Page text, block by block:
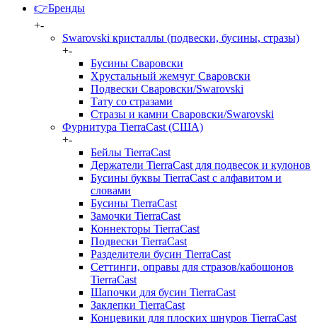
👉Бренды
+-
Swarovski кристаллы (подвески, бусины, стразы)
+-
Бусины Сваровски
Хрустальный жемчуг Сваровски
Подвески Сваровски/Swarovski
Тату со стразами
Стразы и камни Сваровски/Swarovski
Фурнитура TierraCast (США)
+-
Бейлы TierraCast
Держатели TierraCast для подвесок и кулонов
Бусины буквы TierraCast с алфавитом и
словами
Бусины TierraCast
Замочки TierraCast
Коннекторы TierraCast
Подвески TierraCast
Разделители бусин TierraCast
Сеттинги, оправы для стразов/кабошонов
TierraCast
Шапочки для бусин TierraCast
Заклепки TierraCast
Концевики для плоских шнуров TierraCast